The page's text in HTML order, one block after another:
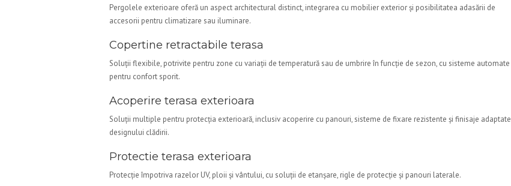
Pergolele exterioare oferă un aspect architectural distinct, integrarea cu mobilier exterior și posibilitatea adasării de
accesorii pentru climatizare sau iluminare.
Copertine retractabile terasa
Soluții flexibile, potrivite pentru zone cu variații de temperatură sau de umbrire în funcție de sezon, cu sisteme automate
pentru confort sporit.
Acoperire terasa exterioara
Soluții multiple pentru protecția exterioară, inclusiv acoperire cu panouri, sisteme de fixare rezistente și finisaje adaptate
designului clădirii.
Protectie terasa exterioara
Protecție împotriva razelor UV, ploii și vântului, cu soluții de etanșare, rigle de protecție și panouri laterale.